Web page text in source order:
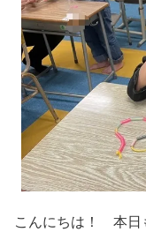
こんにちは！ 本日